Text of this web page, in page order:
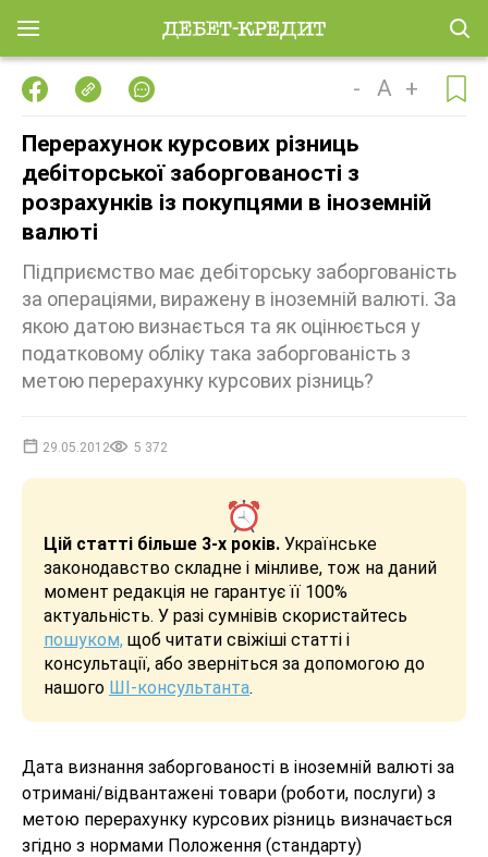
- A +
Перерахунок курсових різниць
дебіторської заборгованості з
розрахунків із покупцями в іноземній
валюті
Підприємство має дебіторську заборгованість
за операціями, виражену в іноземній валюті. За
якою датою визнається та як оцінюється у
податковому обліку така заборгованість з
метою перерахунку курсових різниць?
29.05.2012 5 372
Цій статті більше 3-х років. Українське
законодавство складне і мінливе, тож на даний
момент редакція не гарантує її 100%
актуальність. У разі сумнівів скористайтесь
пошуком, щоб читати свіжіші статті і
консультації, або зверніться за допомогою до
нашого ШІ-консультанта.
Дата визнання заборгованості в іноземній валюті за
отримані/відвантажені товари (роботи, послуги) з
метою перерахунку курсових різниць визначається
згідно з нормами Положення (стандарту)